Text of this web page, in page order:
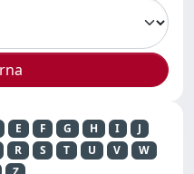
E F G H I
J
R S T U V
W